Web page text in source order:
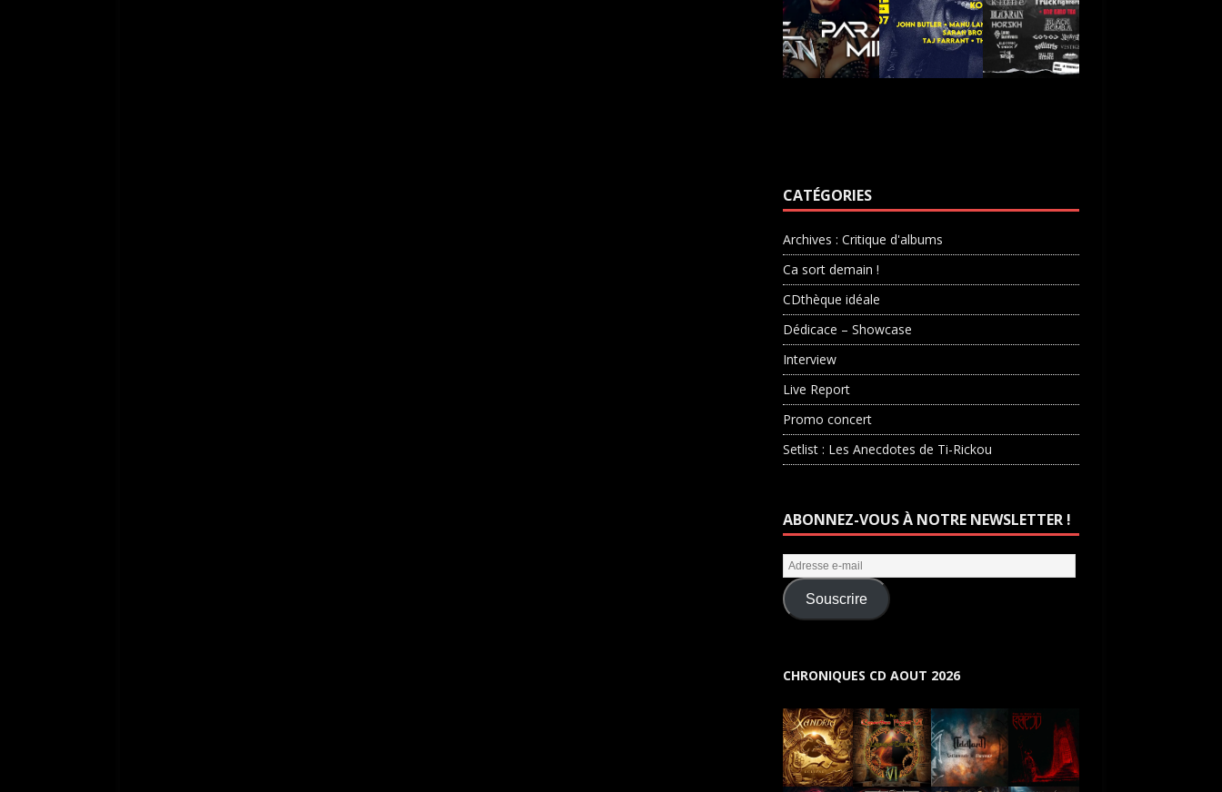
CATÉGORIES
Archives : Critique d'albums
Ca sort demain !
CDthèque idéale
Dédicace – Showcase
Interview
Live Report
Promo concert
Setlist : Les Anecdotes de Ti-Rickou
ABONNEZ-VOUS À NOTRE NEWSLETTER !
Souscrire
CHRONIQUES CD AOUT 2026